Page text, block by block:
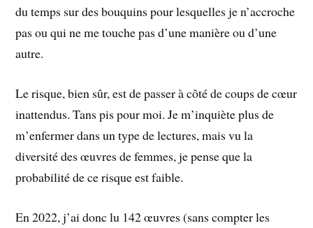
du temps sur des bouquins pour lesquelles je n’accroche
pas ou qui ne me touche pas d’une manière ou d’une
autre.
Le risque, bien sûr, est de passer à côté de coups de cœur
inattendus. Tans pis pour moi. Je m’inquiète plus de
m’enfermer dans un type de lectures, mais vu la
diversité des œuvres de femmes, je pense que la
probabilité de ce risque est faible.
En 2022, j’ai donc lu 142 œuvres (sans compter les